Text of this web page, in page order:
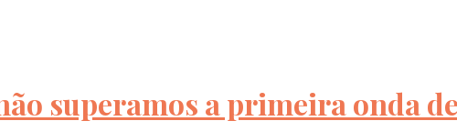
superamos a primeira onda